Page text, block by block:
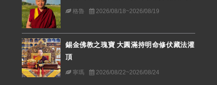
格魯 2026/08/18~2026/08/19
錫金佛教之瑰寶 大圓滿持明命修伏藏法灌
頂
寧瑪 2026/08/22~2026/08/24